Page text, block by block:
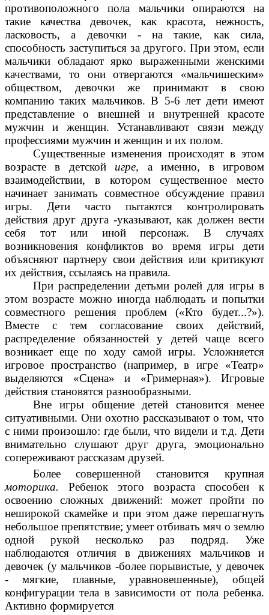
противоположного пола мальчики опираются на
такие качества девочек, как красота, нежность,
ласковость, а девочки - на такие, как сила,
способность заступиться за другого. При этом, если
мальчики обладают ярко выраженными женскими
качествами, то они отвергаются «мальчишеским»
обществом, девочки же принимают в свою
компанию таких мальчиков. В 5-6 лет дети имеют
представление о внешней и внутренней красоте
мужчин и женщин. Устанавливают связи между
профессиями мужчин и женщин и их полом.
Существенные изменения происходят в этом
возрасте в детской игре, а именно, в игровом
взаимодействии, в котором существенное место
начинает занимать совместное обсуждение правил
игры. Дети часто пытаются контролировать
действия друг друга -указывают, как должен вести
себя тот или иной персонаж. В случаях
возникновения конфликтов во время игры дети
объясняют партнеру свои действия или критикуют
их действия, ссылаясь на правила.
При распределении детьми ролей для игры в
этом возрасте можно иногда наблюдать и попытки
совместного решения проблем («Кто будет...?»).
Вместе с тем согласование своих действий,
распределение обязанностей у детей чаще всего
возникает еще по ходу самой игры. Усложняется
игровое пространство (например, в игре «Театр»
выделяются «Сцена» и «Гримерная»). Игровые
действия становятся разнообразными.
Вне игры общение детей становится менее
ситуативными. Они охотно рассказывают о том, что
с ними произошло: где были, что видели и т.д. Дети
внимательно слушают друг друга, эмоционально
сопереживают рассказам друзей.
Более совершенной становится крупная
моторика. Ребенок этого возраста способен к
освоению сложных движений: может пройти по
неширокой скамейке и при этом даже перешагнуть
небольшое препятствие; умеет отбивать мяч о землю
одной рукой несколько раз подряд. Уже
наблюдаются отличия в движениях мальчиков и
девочек (у мальчиков -более порывистые, у девочек
- мягкие, плавные, уравновешенные), общей
конфигурации тела в зависимости от пола ребенка.
Активно формируется